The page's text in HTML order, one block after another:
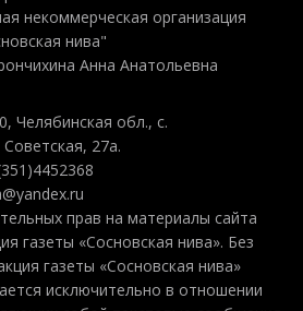
некоммерческая организация
нива"
Анна Анатольевна
Челябинская обл., с.
27а.
прав на материалы сайта
газеты «Сосновская нива». Без
газеты «Сосновская нива»
исключительно в отношении